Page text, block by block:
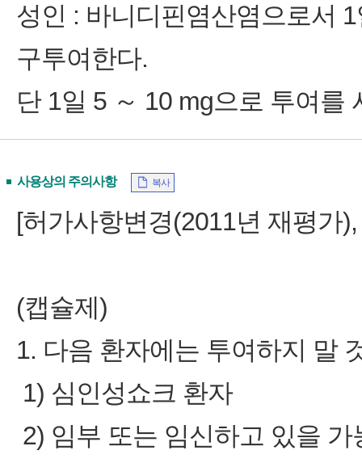
성인 : 바니디핀염산염으로서
구투여한다.
단 1일 5 ～ 10 mg으로 투여를
사용상의 주의사항 복사
[허가사항변경(2011년 재평가
(캡슐제)
1. 다음 환자에는 투여하지 말
1) 심인성쇼크 환자
2) 임부 또는 임신하고 있을